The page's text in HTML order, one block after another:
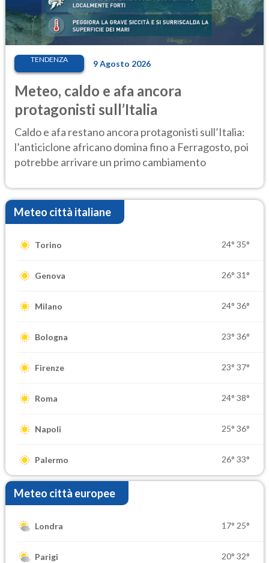
TENDENZA 9 Agosto 2026
Meteo, caldo e afa ancora
protagonisti sull’Italia
Caldo e afa restano ancora protagonisti sull’Italia:
l’anticiclone africano domina fino a Ferragosto, poi
potrebbe arrivare un primo cambiamento
Meteo città italiane
Torino 24° 35°
Genova 26° 31°
Milano 24° 36°
Bologna 23° 36°
Firenze 23° 37°
Roma 24° 38°
Napoli 25° 36°
Palermo 26° 33°
Meteo città europee
Londra 17° 25°
Parigi 20° 32°